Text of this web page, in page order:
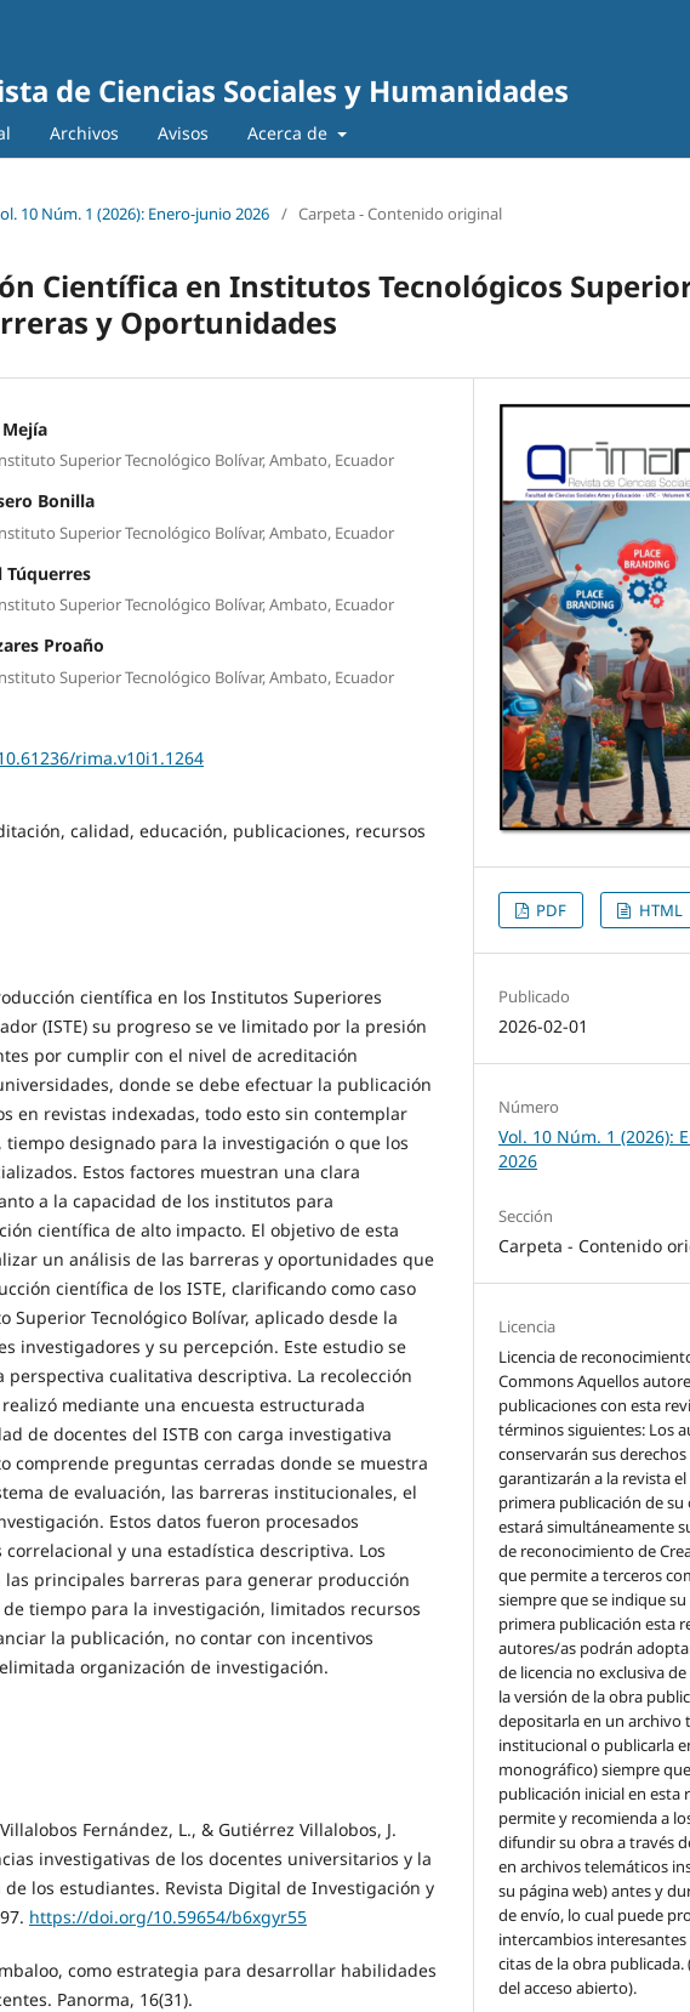
de Ciencias Sociales y Humanidades
Archivos Avisos Acerca de
10 Núm. 1 (2026): Enero-junio 2026 / Carpeta - Contenido original
Científica en Institutos Tecnológicos
y Oportunidades
Superior Tecnológico Bolívar, Ambato, Ecuador
Bonilla
Superior Tecnológico Bolívar, Ambato, Ecuador
Túquerres
Superior Tecnológico Bolívar, Ambato, Ecuador
Proaño
Superior Tecnológico Bolívar, Ambato, Ecuador
rima.v10i1.1264
calidad, educación, publicaciones, recursos
científica en los Institutos Superiores
(ISTE) su progreso se ve limitado por la presión
por cumplir con el nivel de acreditación
donde se debe efectuar la publicación
en revistas indexadas, todo esto sin contemplar
tiempo designado para la investigación o que los
Estos factores muestran una clara
a la capacidad de los institutos para
científica de alto impacto. El objetivo de esta
un análisis de las barreras y oportunidades que
científica de los ISTE, clarificando como caso
Superior Tecnológico Bolívar, aplicado desde la
investigadores y su percepción. Este estudio se
perspectiva cualitativa descriptiva. La recolección
mediante una encuesta estructurada
de docentes del ISTB con carga investigativa
comprende preguntas cerradas donde se muestra
de evaluación, las barreras institucionales, el
Estos datos fueron procesados
y una estadística descriptiva. Los
principales barreras para generar producción
tiempo para la investigación, limitados recursos
la publicación, no contar con incentivos
organización de investigación.
Fernández, L., & Gutiérrez Villalobos, J.
investigativas de los docentes universitarios y la
los estudiantes. Revista Digital de Investigación y
https://doi.org/10.59654/b6xgyr55
como estrategia para desarrollar habilidades
Panorma, 16(31).
PDF HTML
Publicado
2026-02-01
Número
Vol. 10 Núm. 1 (2026):
2026
Sección
Carpeta - Contenido
Licencia
Licencia de
Commons Aquellos
publicaciones con esta
términos siguientes: Los
conservarán sus
garantizarán a la revista
primera publicación de su
estará simultáneamente
de reconocimiento de
que permite a terceros
siempre que se indique
primera publicación esta
autores/as podrán
de licencia no exclusiva
la versión de la obra
depositarla en un archivo
institucional o publicarla
monográfico) siempre
publicación inicial en esta
permite y recomienda a
difundir su obra a través
en archivos telemáticos
su página web) antes y
de envío, lo cual puede
intercambios
citas de la obra publicada.
del acceso abierto).